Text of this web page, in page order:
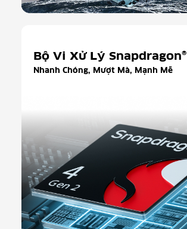
Bộ Vi Xử Lý Snapdragon®
Nhanh Chóng, Mượt Mà, Mạnh Mẽ